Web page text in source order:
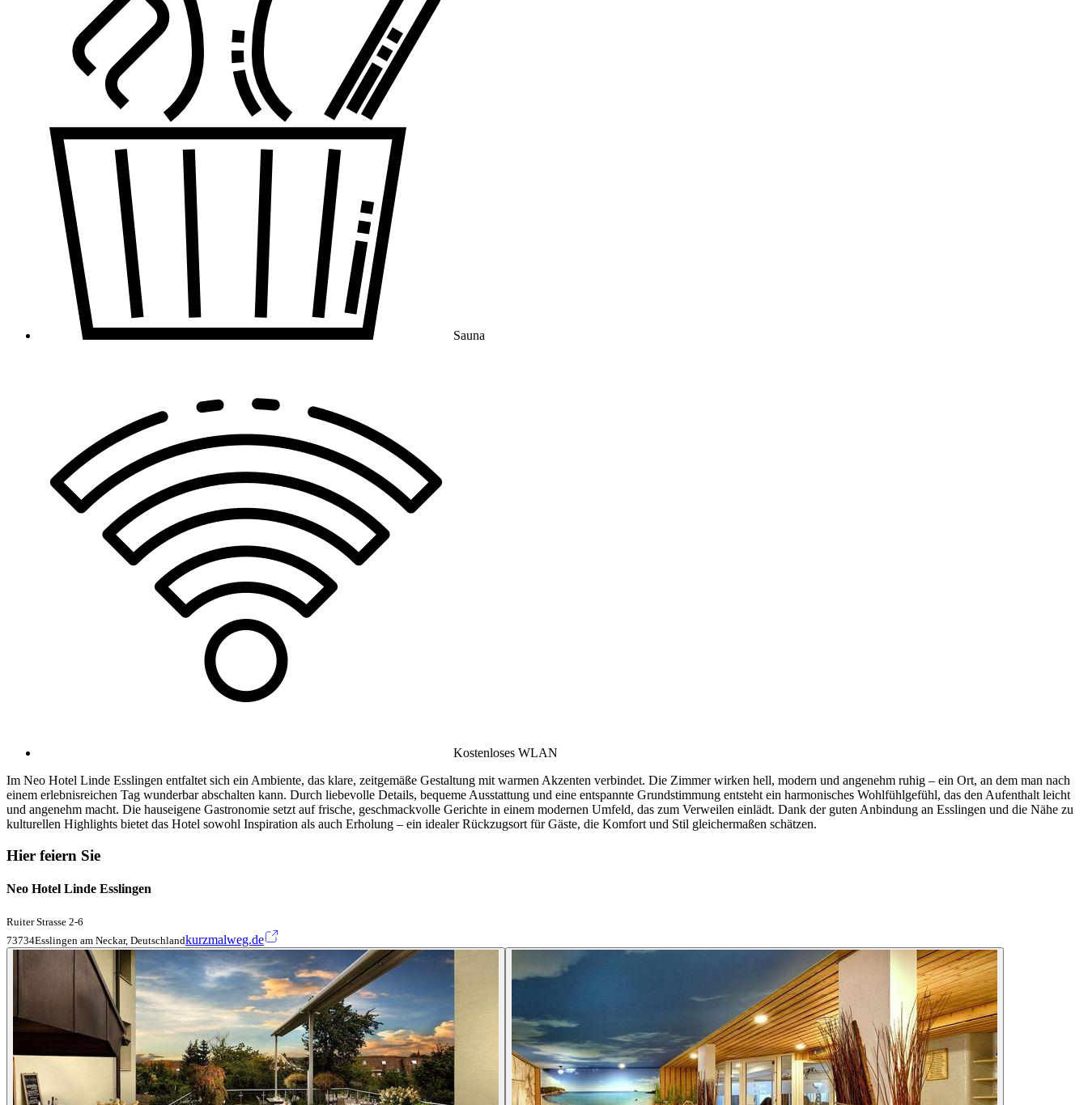
Sauna
Kostenloses WLAN
Im Neo Hotel Linde Esslingen entfaltet sich ein Ambiente, das klare, zeitgemäße Gestaltung mit warmen Akzenten verbindet. Die Zimmer wirken hell, modern und angenehm ruhig – ein Ort, an dem man nach
einem erlebnisreichen Tag wunderbar abschalten kann. Durch liebevolle Details, bequeme Ausstattung und eine entspannte Grundstimmung entsteht ein harmonisches Wohlfühlgefühl, das den Aufenthalt leicht
und angenehm macht. Die hauseigene Gastronomie setzt auf frische, geschmackvolle Gerichte in einem modernen Umfeld, das zum Verweilen einlädt. Dank der guten Anbindung an Esslingen und die Nähe zu
kulturellen Highlights bietet das Hotel sowohl Inspiration als auch Erholung – ein idealer Rückzugsort für Gäste, die Komfort und Stil gleichermaßen schätzen.
Hier feiern Sie
Neo Hotel Linde Esslingen
Ruiter Strasse 2-6
73734Esslingen am Neckar, Deutschlandkurzmalweg.de